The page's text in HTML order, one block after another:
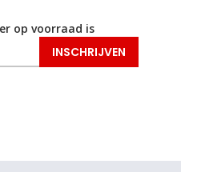
op voorraad is
INSCHRIJVEN